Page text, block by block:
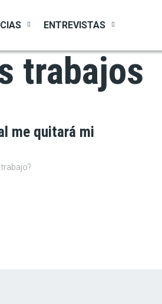
ENTREVISTAS
trabajos
me quitará mi